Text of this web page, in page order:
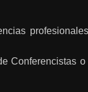
Conferencistas